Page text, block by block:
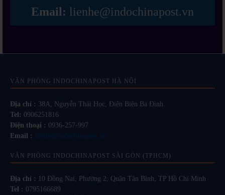
Email: lienhe@indochinapost.vn
VĂN PHÒNG INDOCHINAPOST HÀ NỘI
Địa chỉ : 38A, Nguyễn Thái Học, Điện Biên Ba Đình
Tel: 0906251816
Điện thoại : 0936-257-997
Email : lienhe@indochinapost.vn
VĂN PHÒNG INDOCHINAPOST SÀI GÒN (TPHCM)
Địa chỉ : 10 Đồng Nai, Phường 2, Quận Tân Bình, TP Hồ Chí Minh
Tel : 0795166689